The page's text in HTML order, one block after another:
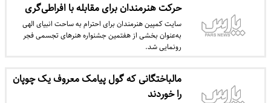
حرکت هنرمندان برای مقابله با افراطی‌گری
سایت کمپین هنرمندان برای احترام به ساحت انبیای الهی
به‌عنوان بخشی از هفتمین جشنواره هنرهای تجسمی فجر
رونمایی شد.
مالباختگانی که گول پیامک معروف یک چوپان
را خوردند